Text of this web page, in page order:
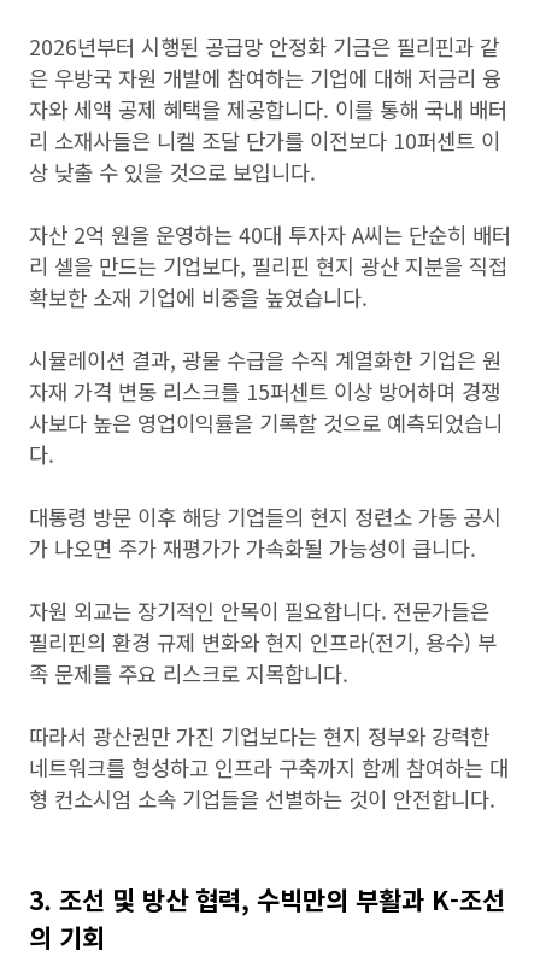
2026년부터 시행된 공급망 안정화 기금은 필리핀과 같
은 우방국 자원 개발에 참여하는 기업에 대해 저금리 융
자와 세액 공제 혜택을 제공합니다. 이를 통해 국내 배터
리 소재사들은 니켈 조달 단가를 이전보다 10퍼센트 이
상 낮출 수 있을 것으로 보입니다.
자산 2억 원을 운영하는 40대 투자자 A씨는 단순히 배터
리 셀을 만드는 기업보다, 필리핀 현지 광산 지분을 직접
확보한 소재 기업에 비중을 높였습니다.
시뮬레이션 결과, 광물 수급을 수직 계열화한 기업은 원
자재 가격 변동 리스크를 15퍼센트 이상 방어하며 경쟁
사보다 높은 영업이익률을 기록할 것으로 예측되었습니
다.
대통령 방문 이후 해당 기업들의 현지 정련소 가동 공시
가 나오면 주가 재평가가 가속화될 가능성이 큽니다.
자원 외교는 장기적인 안목이 필요합니다. 전문가들은
필리핀의 환경 규제 변화와 현지 인프라(전기, 용수) 부
족 문제를 주요 리스크로 지목합니다.
따라서 광산권만 가진 기업보다는 현지 정부와 강력한
네트워크를 형성하고 인프라 구축까지 함께 참여하는 대
형 컨소시엄 소속 기업들을 선별하는 것이 안전합니다.
3. 조선 및 방산 협력, 수빅만의 부활과 K-조선
의 기회